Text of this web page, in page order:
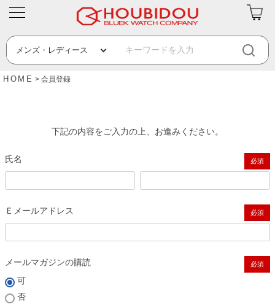
HOME 会員登録
下記の内容をご入力の上、お進みください。
氏名
Ｅメールアドレス
メールマガジンの購読
可
否